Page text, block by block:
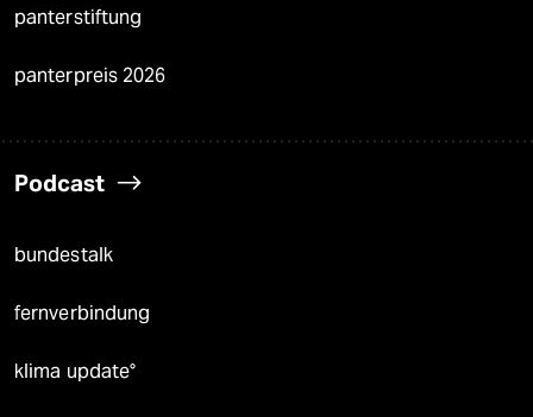
panterstiftung
panterpreis 2026
Podcast
bundestalk
fernverbindung
klima update°